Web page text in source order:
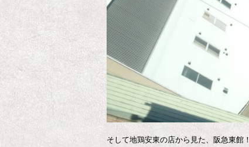
そして地鶏安東の店から見た、阪急東館！